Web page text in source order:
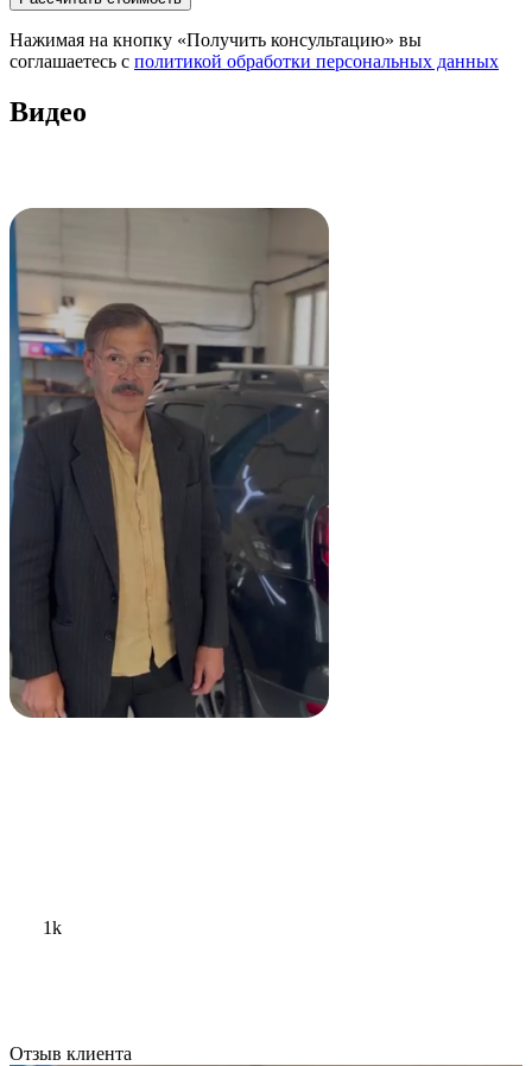
Нажимая на кнопку «Получить консультацию» вы
соглашаетесь с политикой обработки персональных данных
Видео
1k
Отзыв клиента